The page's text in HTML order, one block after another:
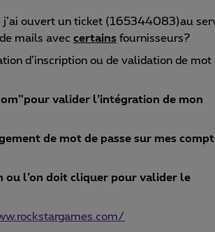
j’ai ouvert un ticket (165344083)au
mails avec certains fournisseurs?
d’inscription ou de validation de mot
valider l’intégration de mon
de mot de passe sur mes
ou l’on doit cliquer pour valider le